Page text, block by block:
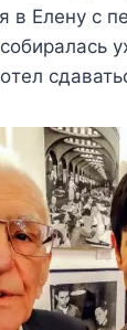
в Елeнy с